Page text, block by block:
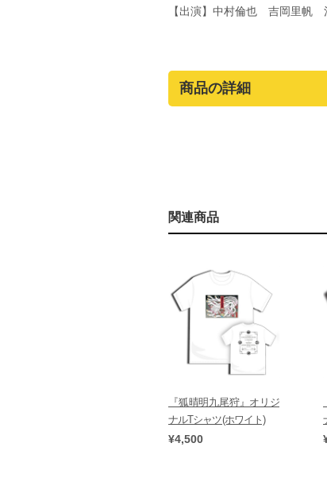
【出演】中村倫也 吉岡里
商品の詳細
関連商品
『狐晴明九尾狩』オリジ
ナルTシャツ(ホワイト)
¥4,500